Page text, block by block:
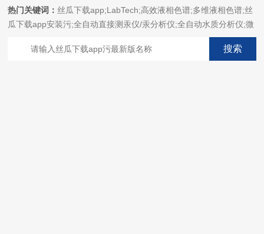
热门关键词： 丝瓜下载app;LabTech;高效液相色谱;多维液相色谱;丝
瓜下载app安装污;全自动直接测汞仪/汞分析仪;全自动水质分析仪;微
波消解萃取系统;微波合成系统;微波灰化磺化系统;全自动固相萃取系
统;Dryvap全自动溶剂蒸发系统;激光固体烧蚀进样系统;循环水冷却